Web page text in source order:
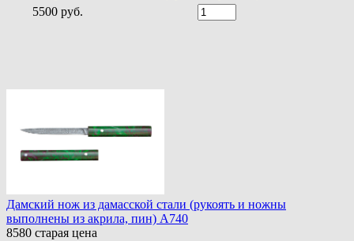
5500 руб.
Дамский нож из дамасской стали (рукоять и ножны
выполнены из акрила, пин) A740
8580 старая цена